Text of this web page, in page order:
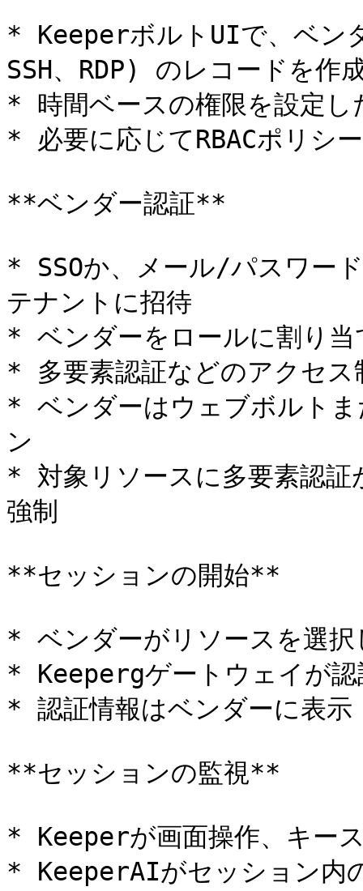
* KeeperボルトUIで、ベン
SSH、RDP) のレコードを作
* 時間ベースの権限を設定し
* 必要に応じてRBACポリシ
**ベンダー認証**
* SSOか、メール/パスワー
テナントに招待
* ベンダーをロールに割り当
* 多要素認証などのアクセス
* ベンダーはウェブボルト
ン
* 対象リソースに多要素認
強制
**セッションの開始**
* ベンダーがリソースを選択
* Keepergゲートウェイが認
* 認証情報はベンダーに表示
**セッションの監視**
* Keeperが画面操作、キー
* KeeperAIがセッション内